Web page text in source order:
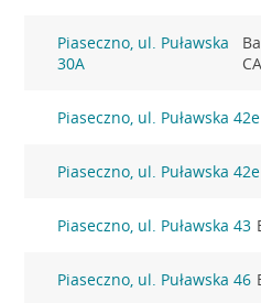
Piaseczno, ul. Puławska
30A
Piaseczno, ul. Puławska 42e
Piaseczno, ul. Puławska 42e
Piaseczno, ul. Puławska 43
Piaseczno, ul. Puławska 46